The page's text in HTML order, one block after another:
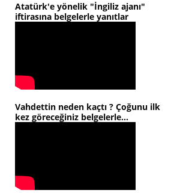
Atatürk'e yönelik "İngiliz ajanı"
iftirasına belgelerle yanıtlar
Vahdettin neden kaçtı ? Çoğunu ilk
kez göreceğiniz belgelerle...